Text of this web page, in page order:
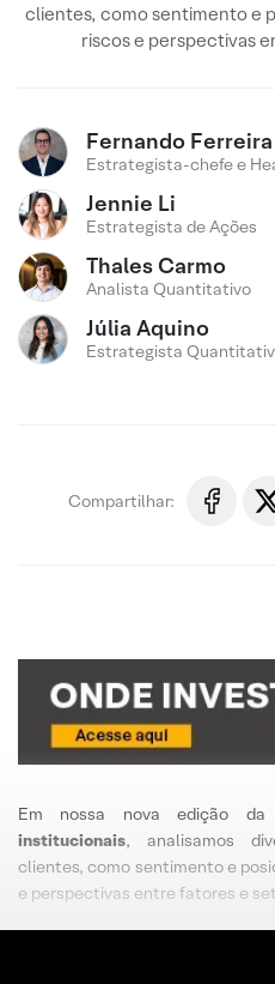
clientes, como sentimento e
riscos e perspectivas
Fernando Ferreira
Estrategista-chefe e
Jennie Li
Estrategista de Ações
Thales Carmo
Analista Quantitativo
Júlia Aquino
Estrategista
Compartilhar:
Em nossa nova edição da
institucionais, analisamos
clientes, como sentimento e
e perspectivas entre fatores e